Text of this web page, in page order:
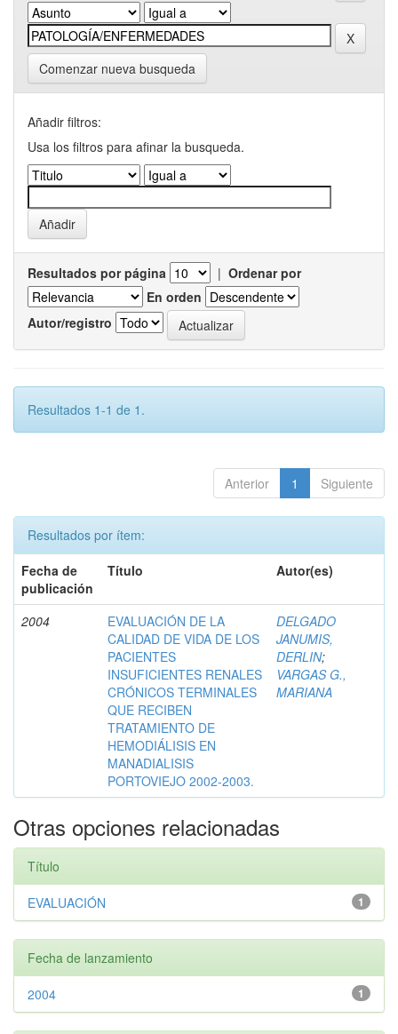
Comenzar nueva busqueda
Añadir filtros:
Usa los filtros para afinar la busqueda.
Resultados por página | Ordenar por
En orden
Autor/registro
Resultados 1-1 de 1.
Anterior 1 Siguiente
Resultados por ítem:
Fecha de
publicación
Título Autor(es)
2004
EVALUACIÓN DE LA
CALIDAD DE VIDA DE LOS
PACIENTES
INSUFICIENTES RENALES
CRÓNICOS TERMINALES
QUE RECIBEN
TRATAMIENTO DE
HEMODIÁLISIS EN
MANADIALISIS
PORTOVIEJO 2002-2003.
DELGADO
JANUMIS,
DERLIN;
VARGAS G.,
MARIANA
Otras opciones relacionadas
Título
1
EVALUACIÓN
Fecha de lanzamiento
1
2004